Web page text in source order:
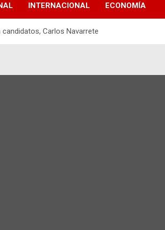
INTERNACIONAL ECONOMÍA
Carlos Navarrete